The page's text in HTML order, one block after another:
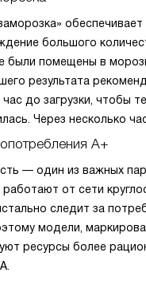
обеспечивает
большого
были помещены в
результата
до загрузки, чтобы
Через несколько
А+
— один из важных
от сети
следит за
модели,
ресурсы более